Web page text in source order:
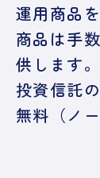
運用商品
商品は手
供します。
投資信託
無料（ノ